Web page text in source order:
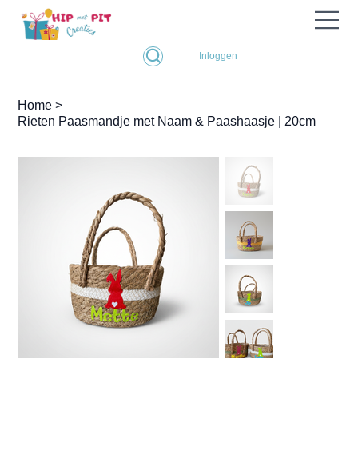
Inloggen
Home >
Rieten Paasmandje met Naam & Paashaasje | 20cm